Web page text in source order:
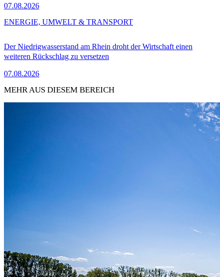
07.08.2026
Der Niedrigwasserstand am Rhein droht der Wirtschaft einen
weiteren Rückschlag zu versetzen
07.08.2026
ENERGIE, UMWELT & TRANSPORT
MEHR AUS DIESEM BEREICH